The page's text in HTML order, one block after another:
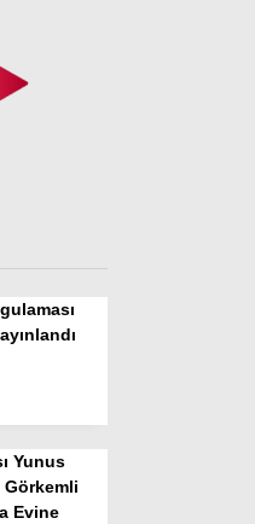
Yunus
Evine